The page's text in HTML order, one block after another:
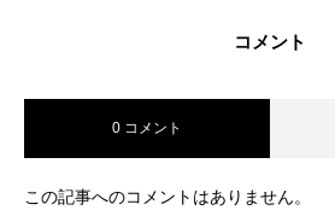
コメント
0 コメント
この記事へのコメントはありません。